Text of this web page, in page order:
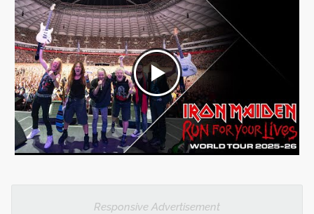
Responsive Advertisement